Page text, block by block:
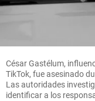
César Gastélum,
TikTok, fue asesinado
Las autoridades
identificar a los